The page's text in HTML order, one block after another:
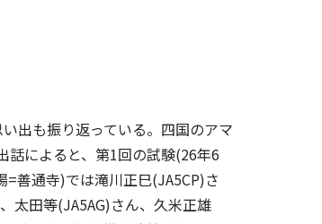
出も振り返っている。四国のアマ
話によると、第1回の試験(26年6
善通寺)では滝川正巳(JA5CP)さ
太田等(JA5AG)さん、久米正雄